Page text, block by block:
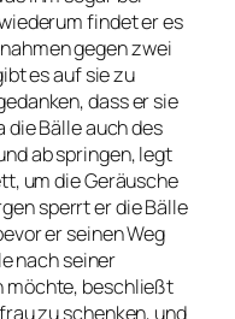
findet er es
gegen zwei
es auf sie zu
dass er sie
die Bälle auch des
ab springen, legt
um die Geräusche
sperrt er die Bälle
er seinen Weg
nach seiner
möchte, beschließt
zu schenken, und